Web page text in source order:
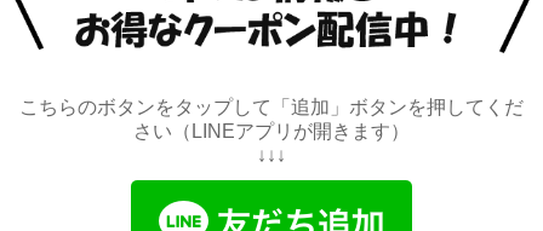
こちらのボタンをタップして「追加」ボタンを押してくだ
さい（LINEアプリが開きます）
↓↓↓